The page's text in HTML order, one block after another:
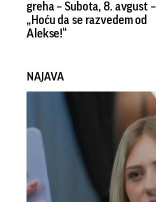
greha – Subota, 8. avgust –
„Hoću da se razvedem od
Alekse!“
NAJAVA